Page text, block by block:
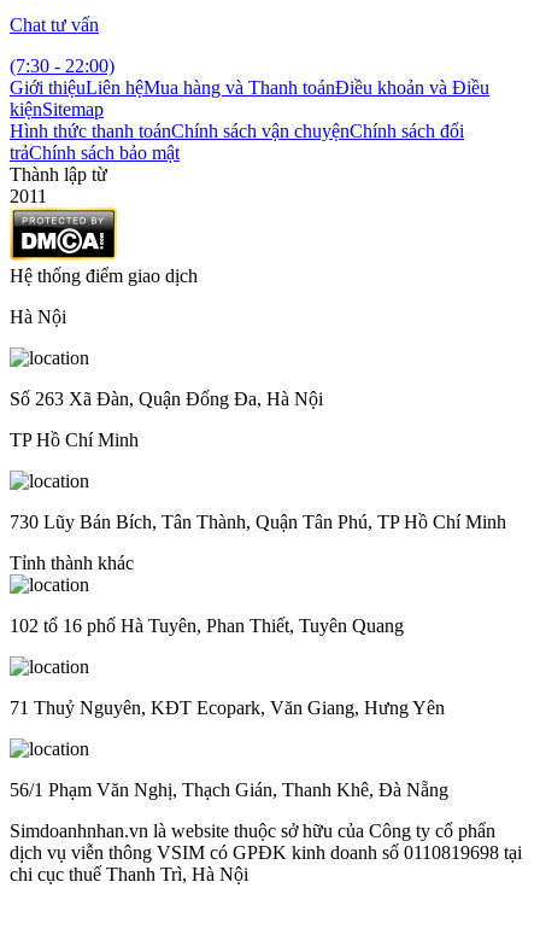
Chat tư vấn
(7:30 - 22:00)
Giới thiệuLiên hệMua hàng và Thanh toánĐiều khoản và Điều
kiệnSitemap
Hình thức thanh toánChính sách vận chuyệnChính sách đổi
trảChính sách bảo mật
Thành lập từ
2011
Hệ thống điểm giao dịch
Hà Nội
Số 263 Xã Đàn, Quận Đống Đa, Hà Nội
TP Hồ Chí Minh
730 Lũy Bán Bích, Tân Thành, Quận Tân Phú, TP Hồ Chí Minh
Tỉnh thành khác
102 tổ 16 phố Hà Tuyên, Phan Thiết, Tuyên Quang
71 Thuỷ Nguyên, KĐT Ecopark, Văn Giang, Hưng Yên
56/1 Phạm Văn Nghị, Thạch Gián, Thanh Khê, Đà Nẵng
Simdoanhnhan.vn là website thuộc sở hữu của Công ty cổ phẩn
dịch vụ viễn thông VSIM có GPĐK kinh doanh số 0110819698 tại
chi cục thuế Thanh Trì, Hà Nội